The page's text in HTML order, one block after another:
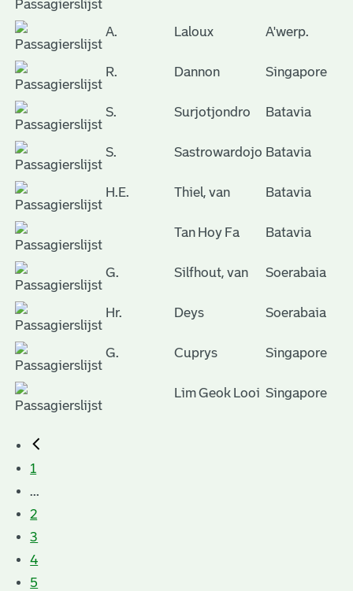
A. Laloux A'werp.
R. Dannon Singapore
S. Surjotjondro Batavia
S. Sastrowardojo Batavia
H.E. Thiel, van Batavia
Tan Hoy Fa Batavia
G. Silfhout, van Soerabaia
Hr. Deys Soerabaia
G. Cuprys Singapore
Lim Geok Looi Singapore
1
...
2
3
4
5